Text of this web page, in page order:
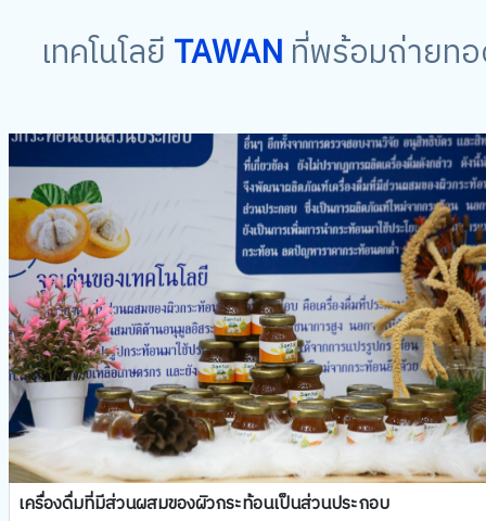
เทคโนโลยี TAWAN ที่พร้อมถ่ายท
เครื่องดื่มที่มีส่วนผสมของผิวกระท้อนเป็นส่วนประกอบ